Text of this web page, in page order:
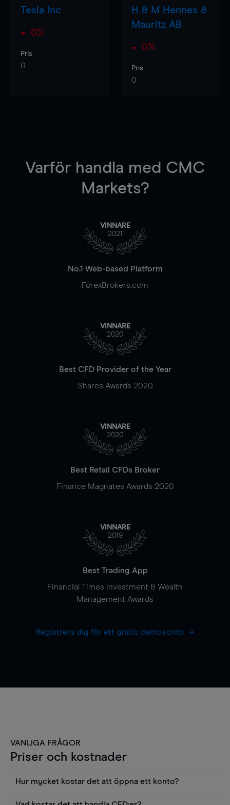
Tesla Inc
0%
Pris
0
H & M Hennes &
Mauritz AB
0%
Pris
0
Varför handla med CMC
Markets?
VINNARE
2021
No.1 Web-based Platform
ForexBrokers.com
VINNARE
2020
Best CFD Provider of the Year
Shares Awards 2020
VINNARE
2020
Best Retail CFDs Broker
Finance Magnates Awards 2020
VINNARE
2019
Best Trading App
Financial Times Investment & Wealth
Management Awards
Registrera dig för ett gratis demokonto
VANLIGA FRÅGOR
Priser och kostnader
Hur mycket kostar det att öppna ett konto?